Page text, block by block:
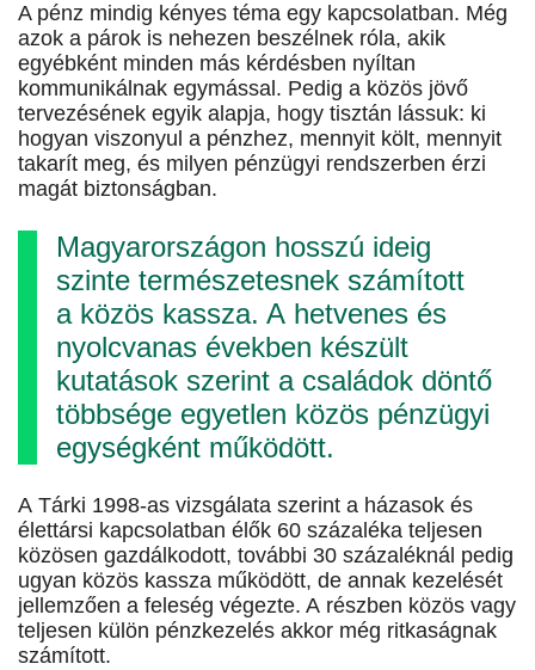
A pénz mindig kényes téma egy kapcsolatban. Még
azok a párok is nehezen beszélnek róla, akik
egyébként minden más kérdésben nyíltan
kommunikálnak egymással. Pedig a közös jövő
tervezésének egyik alapja, hogy tisztán lássuk: ki
hogyan viszonyul a pénzhez, mennyit költ, mennyit
takarít meg, és milyen pénzügyi rendszerben érzi
magát biztonságban.
Magyarországon hosszú ideig
szinte természetesnek számított
a közös kassza. A hetvenes és
nyolcvanas években készült
kutatások szerint a családok döntő
többsége egyetlen közös pénzügyi
egységként működött.
A Tárki 1998-as vizsgálata szerint a házasok és
élettársi kapcsolatban élők 60 százaléka teljesen
közösen gazdálkodott, további 30 százaléknál pedig
ugyan közös kassza működött, de annak kezelését
jellemzően a feleség végezte. A részben közös vagy
teljesen külön pénzkezelés akkor még ritkaságnak
számított.